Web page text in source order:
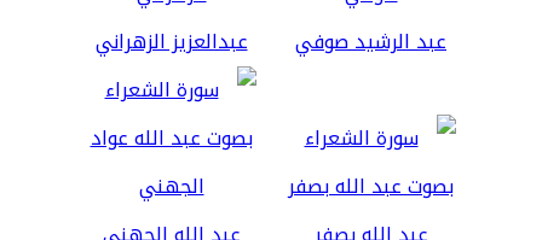
عبد الرشيد صوفي عبدالعزيز الزهراني